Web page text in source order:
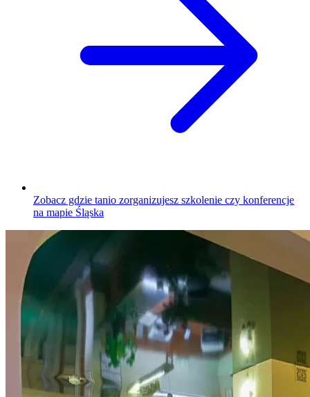
Zobacz gdzie tanio zorganizujesz szkolenie czy konferencje
na mapie Śląska